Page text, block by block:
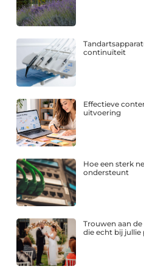
continuïteit
Effectieve
uitvoering
Hoe een sterk
ondersteunt
Trouwen aan
die echt bij jullie